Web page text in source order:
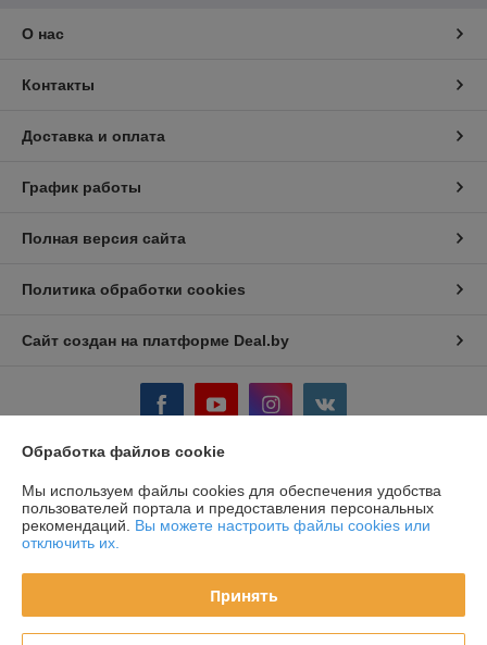
О нас
Контакты
Доставка и оплата
График работы
Полная версия сайта
Политика обработки cookies
Сайт создан на платформе Deal.by
Информация для покупателя
Юридическое лицо:ЗАО «Техноцентр»
220004, г. Минск, ул. Короля, 9, ком. 12-2
Регистрационный номер ЕГР: 100879174
Регистрационный орган: Минский городской исполнительный комитет
Обработка файлов cookie
Мы используем файлы cookies для обеспечения удобства
пользователей портала и предоставления персональных
рекомендаций. Вы можете настроить файлы cookies или
отключить их.
Принять